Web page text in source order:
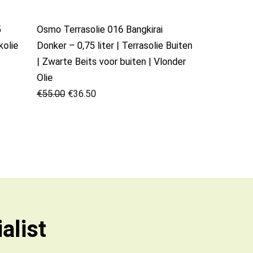
Osmo Terrasolie 016 Bangkirai
Donker – 0,75 liter | Terrasolie Buiten
| Zwarte Beits voor buiten | Vlonder
Olie
€55.00 €36.50